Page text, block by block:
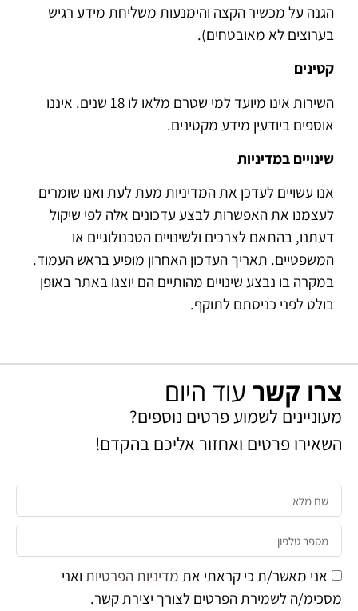
הגנה על מכשיר הקצה והימנעות משליחת מידע רגיש
בערוצים לא מאובטחים).
קטינים
השירות אינו מיועד למי שטרם מלאו לו 18 שנים. איננו
אוספים ביודעין מידע מקטינים.
שינויים במדיניות
אנו עשויים לעדכן את המדיניות מעת לעת ואנו שומרים
לעצמנו את האפשרות לבצע עדכונים אלה לפי שיקול
דעתנו, בהתאם לצרכים ולשינויים הטכנולוגיים או
המשפטיים. תאריך העדכון האחרון מופיע בראש העמוד.
במקרה בו נבצע שינויים מהותיים הם יוצגו באתר באופן
בולט לפני כניסתם לתוקף.
צרו קשר עוד היום
מעוניינים לשמוע פרטים נוספים?
השאירו פרטים ואחזור אליכם בהקדם!​
אני מאשר/ת כי קראתי את מדיניות הפרטיות ואני
מסכימ/ה לשמירת הפרטים לצורך יצירת קשר.